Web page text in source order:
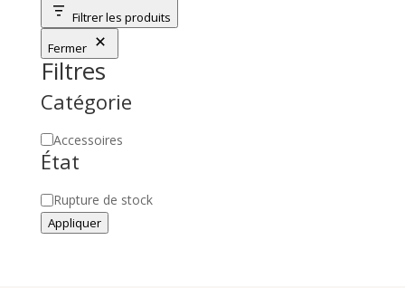
Filtrer les produits
Fermer
Filtres
Catégorie
Catégorie
Accessoires
État
Disponibilité
Rupture de stock
Appliquer